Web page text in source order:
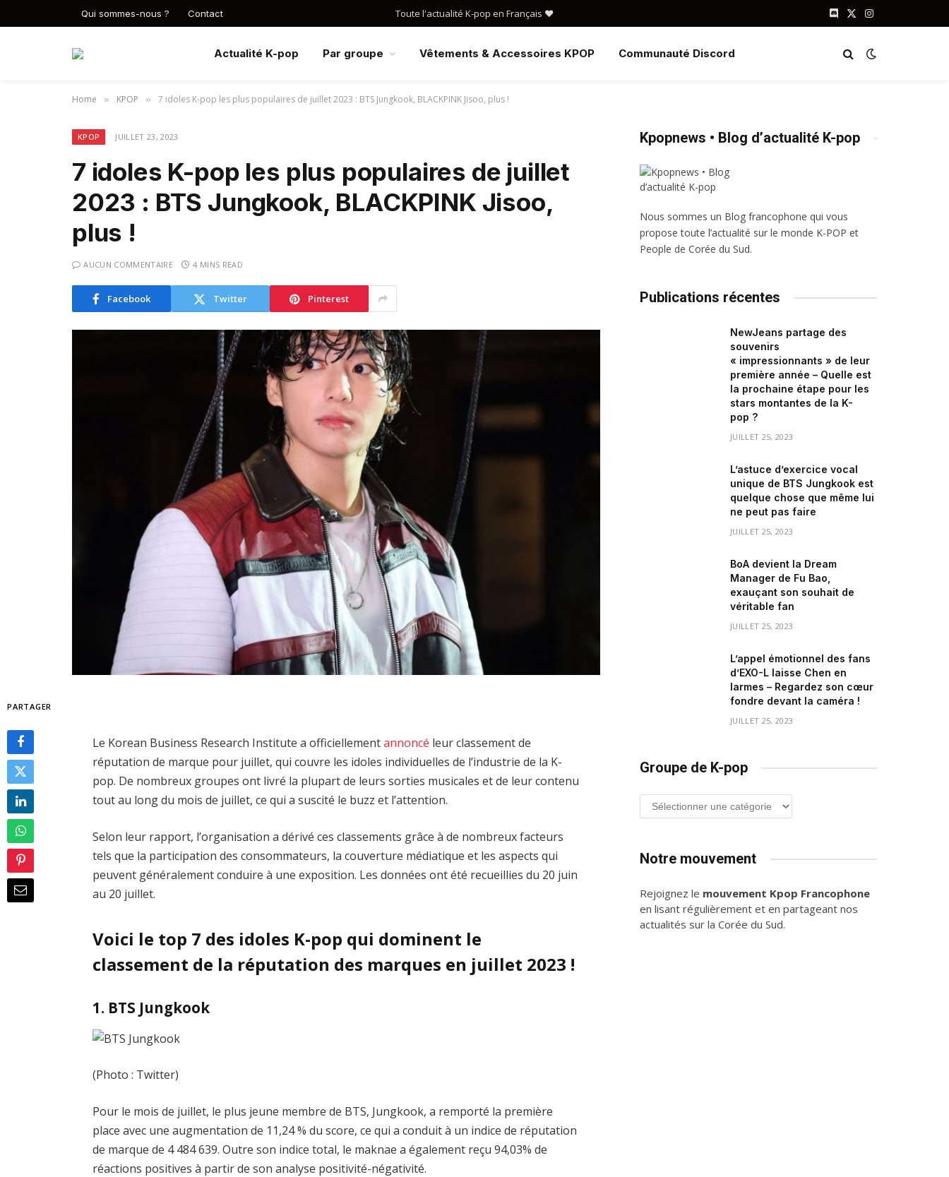
Qui sommes-nous ? Contact Toute l'actualité K-pop en Français ❤️ Discord
X
Instagram
Actualité K-pop Par groupe Vêtements & Accessoires KPOP Communauté Discord
Home » KPOP » 7 idoles K-pop les plus populaires de juillet 2023 : BTS Jungkook, BLACKPINK Jisoo, plus !
KPOP JUILLET 23, 2023
7 idoles K-pop les plus populaires de juillet
2023 : BTS Jungkook, BLACKPINK Jisoo,
plus !
AUCUN COMMENTAIRE 4 MINS READ
Facebook Twitter Pinterest
PARTAGER
Le Korean Business Research Institute a officiellementannoncé leur classement de
réputation de marque pour juillet, qui couvre les idoles individuelles de l’industrie de la K-
pop. De nombreux groupes ont livré la plupart de leurs sorties musicales et de leur contenu
tout au long du mois de juillet, ce qui a suscité le buzz et l’attention.
Selon leur rapport, l’organisation a dérivé ces classements grâce à de nombreux facteurs
tels que la participation des consommateurs, la couverture médiatique et les aspects qui
peuvent généralement conduire à une exposition. Les données ont été recueillies du 20 juin
au 20 juillet.
Voici le top 7 des idoles K-pop qui dominent le
classement de la réputation des marques en juillet 2023 !
1. BTS Jungkook
(Photo : Twitter)
Pour le mois de juillet, le plus jeune membre de BTS, Jungkook, a remporté la première
place avec une augmentation de 11,24 % du score, ce qui a conduit à un indice de réputation
de marque de 4 484 639. Outre son indice total, le maknae a également reçu 94,03% de
réactions positives à partir de son analyse positivité-négativité.
Kpopnews • Blog d’actualité K-pop
Nous sommes un Blog francophone qui vous
propose toute l’actualité sur le monde K-POP et
People de Corée du Sud.
Publications récentes
NewJeans partage des
souvenirs
« impressionnants » de leur
première année – Quelle est
la prochaine étape pour les
stars montantes de la K-
pop ?
JUILLET 25, 2023
L’astuce d’exercice vocal
unique de BTS Jungkook est
quelque chose que même lui
ne peut pas faire
JUILLET 25, 2023
BoA devient la Dream
Manager de Fu Bao,
exauçant son souhait de
véritable fan
JUILLET 25, 2023
L’appel émotionnel des fans
d’EXO-L laisse Chen en
larmes – Regardez son cœur
fondre devant la caméra !
JUILLET 25, 2023
Groupe de K-pop
Groupe
de
Notre mouvement
Rejoignez le mouvement Kpop Francophone
en lisant régulièrement et en partageant nos
actualités sur la Corée du Sud.